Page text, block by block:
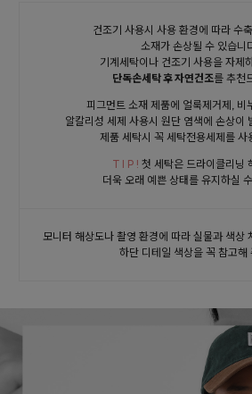
건조기 사용시 사용 환경에 따라 수
소재가 손상될 수 있습니
기계세탁이나 건조기 사용을 자제
단독손세탁 후 자연건조를 추천
피그먼트 소재 제품에 얼룩제거제, 비
알칼리성 세제 사용시 원단 염색에 손상이
제품 세탁시 꼭 세탁전용세제를 사
T I P ! 첫 세탁은 드라이클리닝
더욱 오래 예쁜 상태를 유지하실
모니터 해상도나 촬영 환경에 따라 실물과 색상
하단 디테일 색상을 꼭 참고해